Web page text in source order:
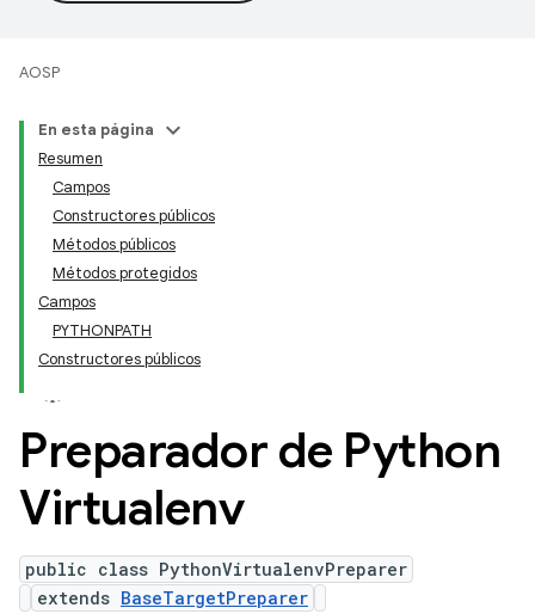
AOSP
En esta página
Resumen
Campos
Constructores públicos
Métodos públicos
Métodos protegidos
Campos
PYTHONPATH
Constructores públicos
Preparador de Python
Virtualenv
public class PythonVirtualenvPreparer
extends BaseTargetPreparer